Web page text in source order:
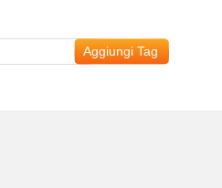
Aggiungi Tag